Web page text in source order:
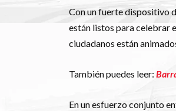
Con un fuerte dispositivo
están listos para celebrar
ciudadanos están
También puedes leer:
En un esfuerzo conjunto